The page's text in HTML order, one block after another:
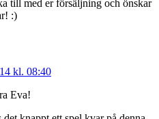
till med er försäljning och önskar
:)
kl. 08:40
Eva!